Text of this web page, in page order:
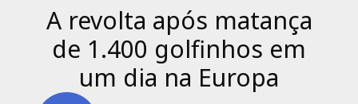
A revolta após matança
de 1.400 golfinhos em
um dia na Europa